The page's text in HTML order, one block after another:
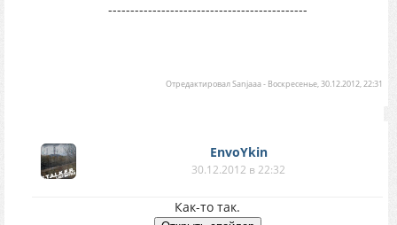
---------------------------------------------
ОтредактировалSanjaaa- Воскресенье, 30.12.2012, 22:31
EnvoYkin
30.12.2012 в 22:32
Как-то так.